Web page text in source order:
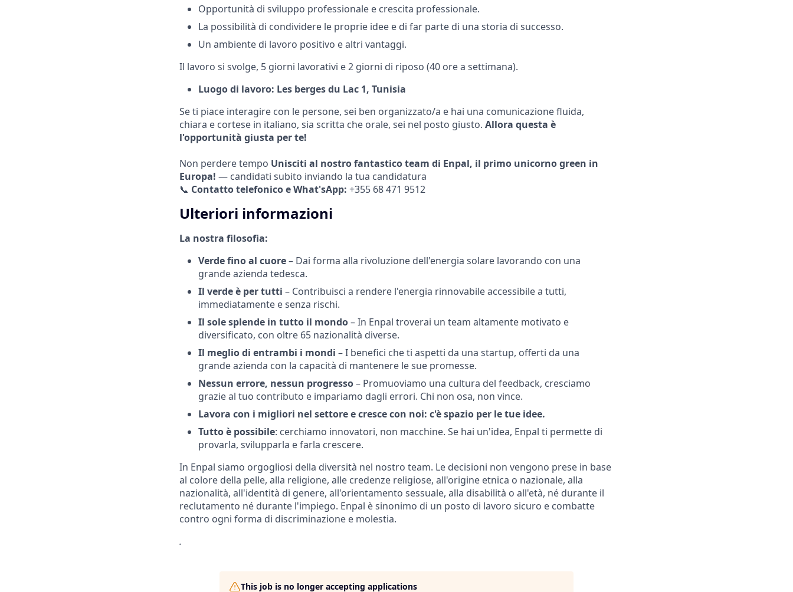
Opportunità di sviluppo professionale e crescita professionale.
La possibilità di condividere le proprie idee e di far parte di una storia di successo.
Un ambiente di lavoro positivo e altri vantaggi.
Il lavoro si svolge, 5 giorni lavorativi e 2 giorni di riposo (40 ore a settimana).
Luogo di lavoro: Les berges du Lac 1, Tunisia
Se ti piace interagire con le persone, sei ben organizzato/a e hai una comunicazione fluida,
chiara e cortese in italiano, sia scritta che orale, sei nel posto giusto. Allora questa è
l'opportunità giusta per te!
Non perdere tempo Unisciti al nostro fantastico team di Enpal, il primo unicornogreen in
Europa! — candidati subito inviando la tua candidatura
📞 Contatto telefonico e What'sApp: +355 68 471 9512
Ulteriori informazioni
La nostra filosofia:
Verde fino al cuore– Dai forma alla rivoluzione dell'energia solare lavorando con una
grande azienda tedesca.
Il verde è per tutti – Contribuisci a rendere l'energia rinnovabile accessibile a tutti,
immediatamente e senza rischi.
Il sole splende in tutto il mondo– In Enpal troverai un team altamente motivato e
diversificato, con oltre 65 nazionalità diverse.
Il meglio di entrambi i mondi – I benefici che ti aspetti da una startup, offerti da una
grande azienda con la capacità di mantenere le sue promesse.
Nessun errore, nessun progresso– Promuoviamo una cultura del feedback, cresciamo
grazie al tuo contributo e impariamo dagli errori. Chi non osa, non vince.
Lavora con i migliori nel settore e cresce con noi: c'è spazio per le tue idee.
Tutto è possibile: cerchiamo innovatori, non macchine. Se hai un'idea, Enpal ti permette di
provarla, svilupparla e farla crescere.
In Enpal siamo orgogliosi della diversità nel nostro team. Le decisioni non vengono prese in base
al colore della pelle, alla religione, alle credenze religiose, all'origine etnica o nazionale, alla
nazionalità, all'identità di genere, all'orientamento sessuale, alla disabilità o all'età, né durante il
reclutamento né durante l'impiego. Enpal è sinonimo di un posto di lavoro sicuro e combatte
contro ogni forma di discriminazione e molestia.
.
This job is no longer accepting applications